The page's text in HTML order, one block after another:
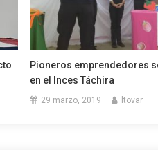
Pioneros emprendedores
en el Inces Táchira
29 marzo, 2019 ltovar